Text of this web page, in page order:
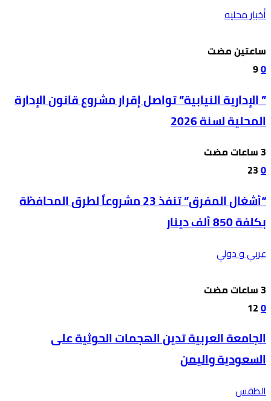
أخبار محليه
‫‫‫‏‫ساعتين مضت‬
0
9
” الإدارية النيابية” تواصل إقرار مشروع قانون الإدارة
المحلية لسنة 2026
0
23
“أشغال المفرق” تنفذ 23 مشروعاً لطرق المحافظة
بكلفة 850 ألف دينار
عربي و دولي
0
12
الجامعة العربية تدين الهجمات الحوثية على
السعودية واليمن
الطقس